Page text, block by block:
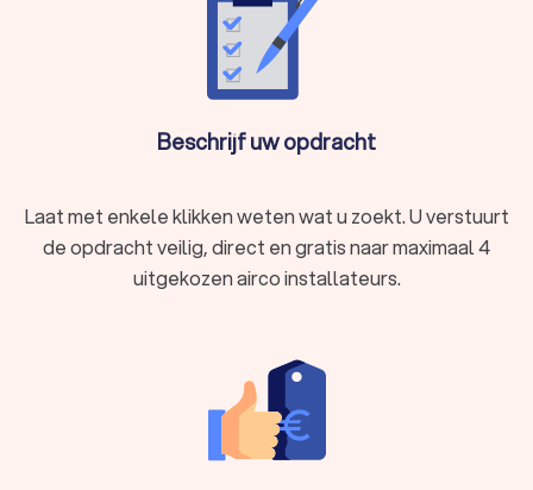
Beschrijf uw opdracht
Laat met enkele klikken weten wat u zoekt. U verstuurt
de opdracht veilig, direct en gratis naar maximaal 4
uitgekozen airco installateurs.